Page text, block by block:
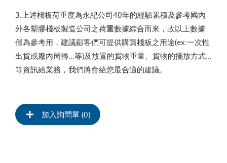
3.上述棧板荷重度為永紀公司40年的經驗累積及參考國內
外各塑膠棧板製造公司之荷重數據綜合而來，故以上數據
僅為參考用，建議顧客們可提供購買棧板之用途(ex:一次性
出貨或廠內周轉…等)及放置的貨物重量、貨物的擺放方式…
等資訊給業務，我們將會給您最合適的建議。
加入詢問單 (0)